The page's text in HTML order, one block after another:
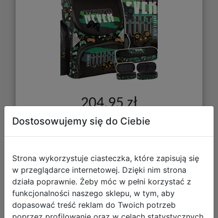
204,95 zł
DO KOSZYKA
Galeria zdjęć
Dostosowujemy się do Ciebie
Strona wykorzystuje ciasteczka, które zapisują się
w przeglądarce internetowej. Dzięki nim strona
działa poprawnie. Żeby móc w pełni korzystać z
funkcjonalności naszego sklepu, w tym, aby
dopasować treść reklam do Twoich potrzeb